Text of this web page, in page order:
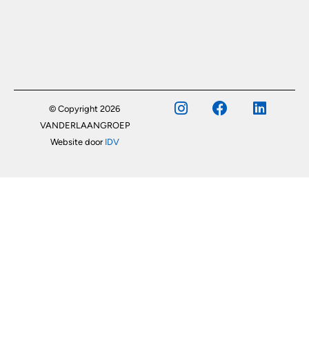
© Copyright 2026
VANDERLAANGROEP
Website door IDV